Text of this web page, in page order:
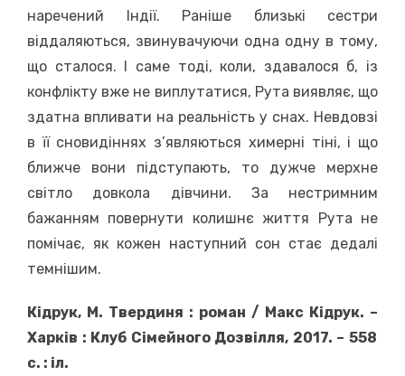
наречений Індії. Раніше близькі сестри
віддаляються, звинувачуючи одна одну в тому,
що сталося. І саме тоді, коли, здавалося б, із
конфлікту вже не виплутатися, Рута виявляє, що
здатна впливати на реальність у снах. Невдовзі
в її сновидіннях з’являються химерні тіні, і що
ближче вони підступають, то дужче мерхне
світло довкола дівчини. За нестримним
бажанням повернути колишнє життя Рута не
помічає, як кожен наступний сон стає дедалі
темнішим.
Кідрук, М. Твердиня : роман / Макс Кідрук. –
Харків : Клуб Сімейного Дозвілля, 2017. – 558
с. : іл.